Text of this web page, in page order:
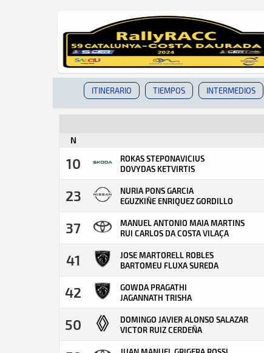
ITINERARIO TIEMPOS INTERMEDIOS
N
10
ROKAS STEPONAVICIUS
DOVYDAS KETVIRTIS
23
NURIA PONS GARCIA
EGUZKIÑE ENRIQUEZ GORDILLO
37
MANUEL ANTONIO MAIA MARTINS
RUI CARLOS DA COSTA VILAÇA
41
JOSE MARTORELL ROBLES
BARTOMEU FLUXA SUREDA
42
GOWDA PRAGATHI
JAGANNATH TRISHA
50
DOMINGO JAVIER ALONSO SALAZAR
VICTOR RUIZ CERDEÑA